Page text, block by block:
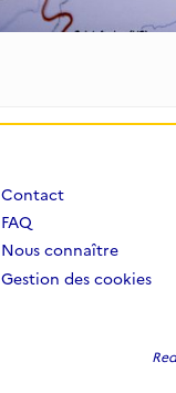
Contact
FAQ
Nous connaître
Gestion des cookies